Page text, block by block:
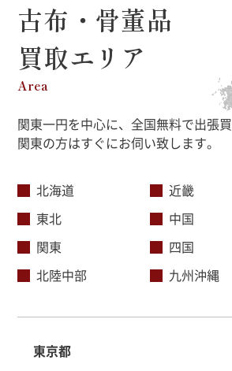
古布・骨董品
買取エリア
Area
関東一円を中心に、全国無料で出張買
関東の方はすぐにお伺い致します。
北海道
東北
関東
北陸中部
近畿
中国
四国
九州沖縄
東京都